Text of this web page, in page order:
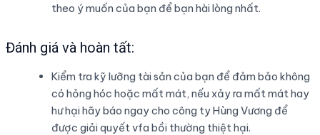
theo ý muốn của bạn để bạn hài lòng nhất.
Đánh giá và hoàn tất:
Kiểm tra kỹ lưỡng tài sản của bạn để đảm bảo không
có hỏng hóc hoặc mất mát, nếu xảy ra mất mát hay
hư hại hãy báo ngay cho công ty Hùng Vương để
được giải quyết vfa bồi thường thiệt hại.